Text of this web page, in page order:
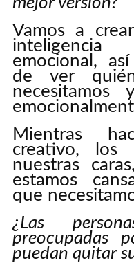
Vamos a
inteligencia
emocional,
de ver
Mientras
creativo, los
nuestras
estamos
que
¿Las
preocupadas
puedan quitar